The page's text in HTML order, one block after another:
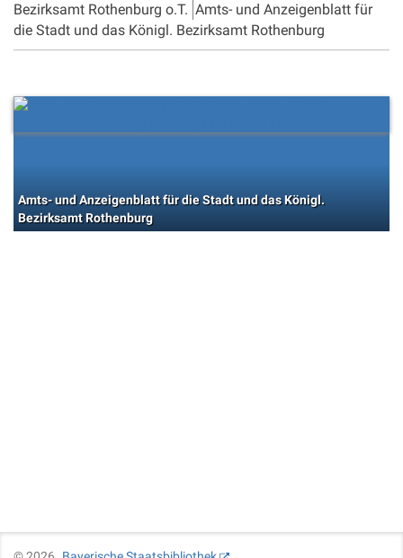
Bezirksamt Rothenburg o.T. Amts- und Anzeigenblatt für
die Stadt und das Königl. Bezirksamt Rothenburg
Amts- und Anzeigenblatt für die Stadt und das Königl.
Bezirksamt Rothenburg